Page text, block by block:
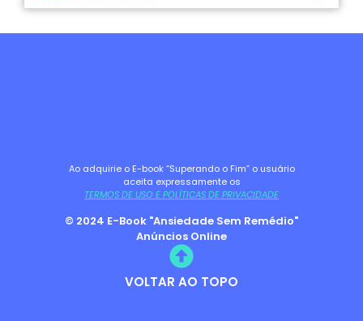
Ao adquirie o E-book “Superando o Fim” o usuário
aceita expressamente os
TERMOS DE USO E POLÍTICAS DE PRIVACIDADE
© 2024 E-Book "Ansiedade Sem Remédio"
Anúncios Online
VOLTAR AO TOPO